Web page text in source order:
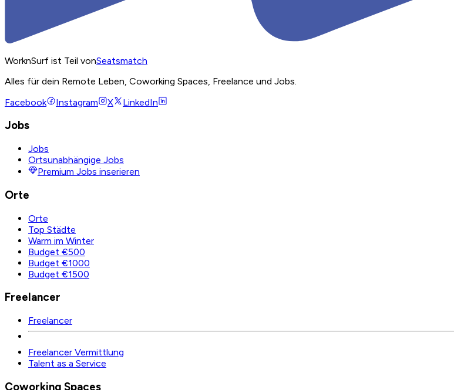
WorknSurf ist Teil vonSeatsmatch
Alles für dein Remote Leben, Coworking Spaces, Freelance und Jobs.
Facebook
Instagram X LinkedIn
Jobs
Jobs
Ortsunabhängige Jobs
Premium Jobs inserieren
Orte
Orte
Top Städte
Warm im Winter
Budget €500
Budget €1000
Budget €1500
Freelancer
Freelancer
Freelancer Vermittlung
Talent as a Service
Coworking Spaces